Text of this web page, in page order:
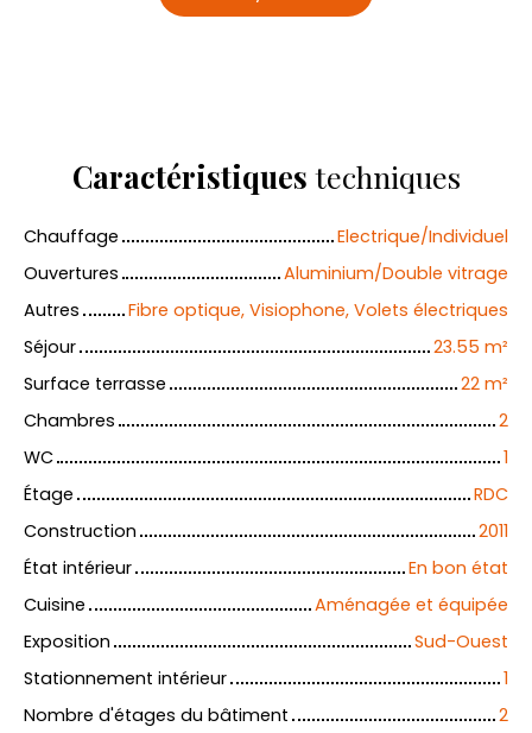
Caractéristiques techniques
Chauffage
Electrique/Individuel
Ouvertures
Aluminium/Double vitrage
Autres
Fibre optique, Visiophone, Volets électriques
Séjour
23.55 m²
Surface terrasse
22 m²
Chambres
2
WC
1
Étage
RDC
Construction
2011
État intérieur
En bon état
Cuisine
Aménagée et équipée
Exposition
Sud-Ouest
Stationnement intérieur
1
Nombre d'étages du bâtiment
2